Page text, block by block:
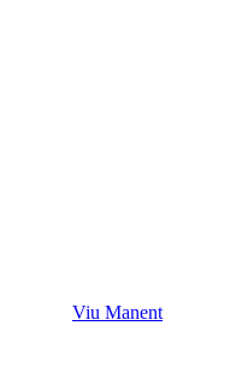
Viu Manent